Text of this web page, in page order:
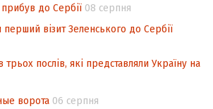
безпека суспільства
до Сербії 08 серпня
перший візит Зеленського до Сербії
трьох послів, які представляли Україну на
ворота 06 серпня